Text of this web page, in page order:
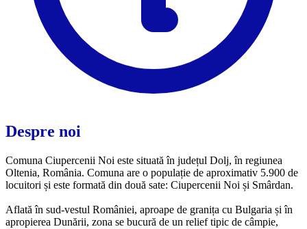
Despre noi
Comuna Ciupercenii Noi este situată în județul Dolj, în regiunea
Oltenia, România. Comuna are o populație de aproximativ 5.900 de
locuitori și este formată din două sate: Ciupercenii Noi și Smârdan.
Aflată în sud-vestul României, aproape de granița cu Bulgaria și în
apropierea Dunării, zona se bucură de un relief tipic de câmpie,